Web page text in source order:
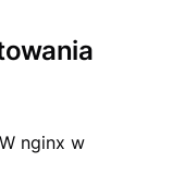
nginx w